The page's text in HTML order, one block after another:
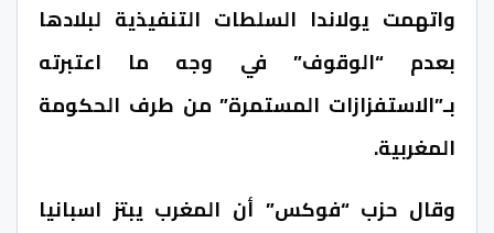
واتهمت يولاندا السلطات التنفيذية لبلادها
بعدم “الوقوف” في وجه ما اعتبرته
بـ”الاستفزازات المستمرة” من طرف الحكومة
المغربية.
وقال حزب “فوكس” أن المغرب يبتز اسبانيا